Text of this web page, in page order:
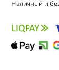
Наличный и